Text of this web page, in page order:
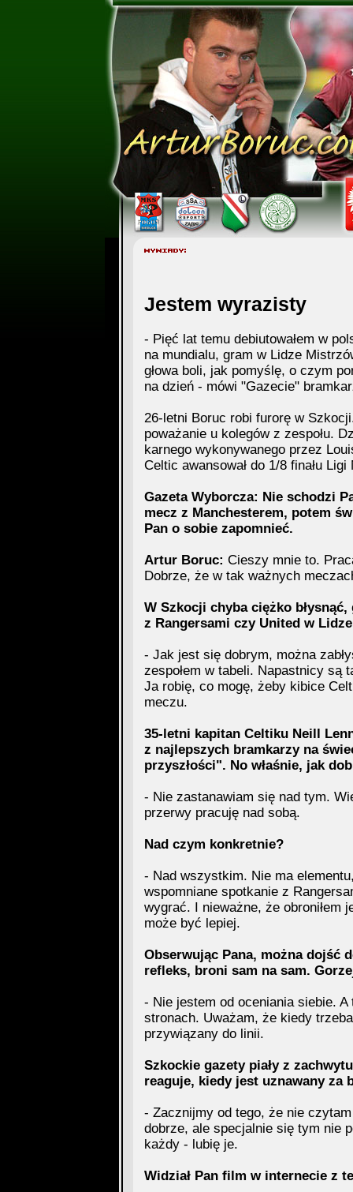
Jestem wyrazisty
- Pięć lat temu debiutowałem w
na mundialu, gram w Lidze
głowa boli, jak pomyślę, o czym
na dzień - mówi "Gazecie"
26-letni Boruc robi furorę w
poważanie u kolegów z zespołu.
karnego wykonywanego przez
Celtic awansował do 1/8 finału
Gazeta Wyborcza: Nie schodzi
mecz z Manchesterem, potem
Pan o sobie zapomnieć.
Artur Boruc: Cieszy mnie to.
Dobrze, że w tak ważnych
W Szkocji chyba ciężko
z Rangersami czy United w
- Jak jest się dobrym, można
zespołem w tabeli. Napastnicy są
Ja robię, co mogę, żeby kibice
meczu.
35-letni kapitan Celtiku Neill
z najlepszych bramkarzy na
przyszłości". No właśnie, jak
- Nie zastanawiam się nad tym.
przerwy pracuję nad sobą.
Nad czym konkretnie?
- Nad wszystkim. Nie ma
wspomniane spotkanie z
wygrać. I nieważne, że obroniłem
może być lepiej.
Obserwując Pana, można dojść
refleks, broni sam na sam.
- Nie jestem od oceniania siebie.
stronach. Uważam, że kiedy
przywiązany do linii.
Szkockie gazety piały z
reaguje, kiedy jest uznawany za
- Zacznijmy od tego, że nie
dobrze, ale specjalnie się tym nie
każdy - lubię je.
Widział Pan film w internecie z